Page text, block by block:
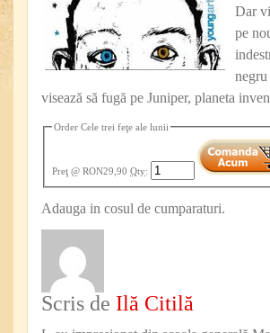
Dar
pe
visează să fugă pe Juniper, planeta
Order Cele trei feţe ale lunii
Preţ @ RON29,90 Qty:
Adauga in cosul de cumparaturi.
Scris de Ilă Citilă